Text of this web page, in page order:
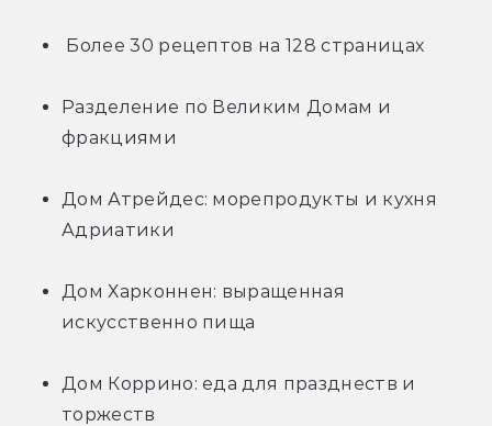
Более 30 рецептов на 128 страницах
Разделение по Великим Домам и
фракциями
Дом Атрейдес: морепродукты и кухня
Адриатики
Дом Харконнен: выращенная
искусственно пища
Дом Коррино: еда для празднеств и
торжеств